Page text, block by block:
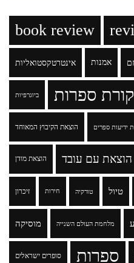
book review
אינטרטקסטואליות אמנות
ביוגרפיות ספרות
הוצאת הקיבוץ המאוחד ידיעות ספרים
הוצאת מודן הוצאת עם עובד
זיכרון חירות טורקיה טיול
מוסיקה מלחמת העולם השנייה
סופרים ישראלים ספרות